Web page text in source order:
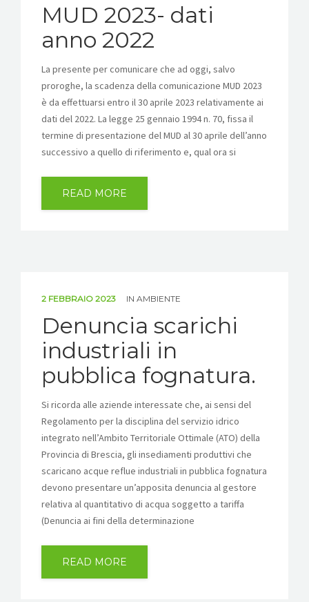
MUD 2023- dati
anno 2022
La presente per comunicare che ad oggi, salvo
proroghe, la scadenza della comunicazione MUD 2023
è da effettuarsi entro il 30 aprile 2023 relativamente ai
dati del 2022. La legge 25 gennaio 1994 n. 70, fissa il
termine di presentazione del MUD al 30 aprile dell’anno
successivo a quello di riferimento e, qual ora si
READ MORE
2 FEBBRAIO 2023 IN AMBIENTE
Denuncia scarichi
industriali in
pubblica fognatura.
Si ricorda alle aziende interessate che, ai sensi del
Regolamento per la disciplina del servizio idrico
integrato nell’Ambito Territoriale Ottimale (ATO) della
Provincia di Brescia, gli insediamenti produttivi che
scaricano acque reflue industriali in pubblica fognatura
devono presentare un’apposita denuncia al gestore
relativa al quantitativo di acqua soggetto a tariffa
(Denuncia ai fini della determinazione
READ MORE